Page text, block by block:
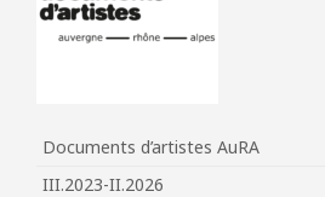
Documents d’artistes AuRA
III.2023-II.2026